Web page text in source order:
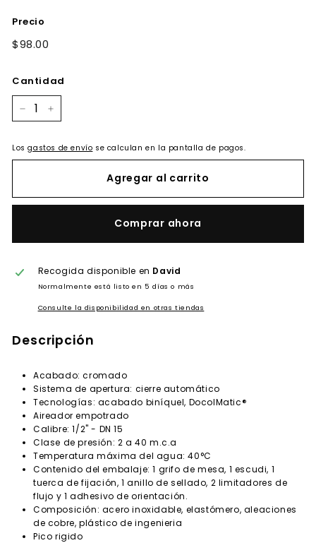
Precio
Precio
$98.00
Cantidad
Losgastos de envío se calculan en la pantalla de pagos.
Agregar al carrito
Comprar ahora
Recogida disponible en David
Normalmente está listo en 5 días o más
Consulte la disponibilidad en otras tiendas
Descripción
Acabado: cromado
Sistema de apertura: cierre automático
Tecnologías: acabado biníquel, DocolMatic®
Aireador empotrado
Calibre: 1/2" - DN 15
Clase de presión: 2 a 40 m.c.a
Temperatura máxima del agua: 40°C
Contenido del embalaje: 1 grifo de mesa, 1 escudi, 1
tuerca de fijación, 1 anillo de sellado, 2 limitadores de
flujo y 1 adhesivo de orientación.
Composición: acero inoxidable, elastómero, aleaciones
de cobre, plástico de ingenieria
Pico rigido